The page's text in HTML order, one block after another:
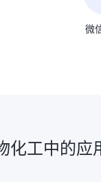
微
化工中的应